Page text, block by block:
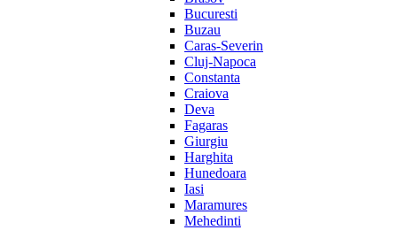
Bucuresti
Buzau
Caras-Severin
Cluj-Napoca
Constanta
Craiova
Deva
Fagaras
Giurgiu
Harghita
Hunedoara
Iasi
Maramures
Mehedinti